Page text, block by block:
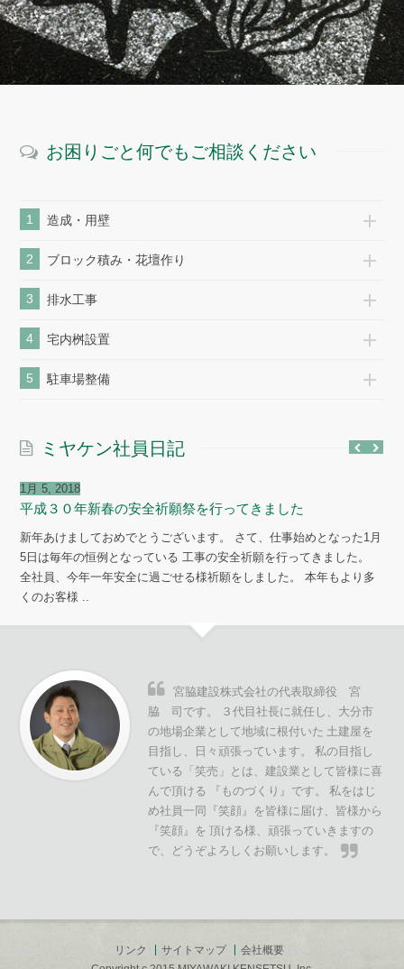
お困りごと何でもご相談ください
1 造成・用壁
2 ブロック積み・花壇作り
3 排水工事
4 宅内桝設置
5 駐車場整備
ミヤケン社員日記
1月 5, 2018
平成３０年新春の安全祈願祭を行ってきました
新年あけましておめでとうございます。 さて、仕事始めとなった1月
5日は毎年の恒例となっている 工事の安全祈願を行ってきました。
全社員、今年一年安全に過ごせる様祈願をしました。 本年もより多
くのお客様 ..
宮脇建設株式会社の代表取締役 宮
脇 司です。 ３代目社長に就任し、大分市
の地場企業として地域に根付いた 土建屋を
目指し、日々頑張っています。 私の目指し
ている「笑売」とは、建設業として皆様に喜
んで頂ける 『ものづくり』です。 私をはじ
め社員一同『笑顔』を皆様に届け、皆様から
『笑顔』を 頂ける様、頑張っていきますの
で、どうぞよろしくお願いします。
リンク サイトマップ
会社概要